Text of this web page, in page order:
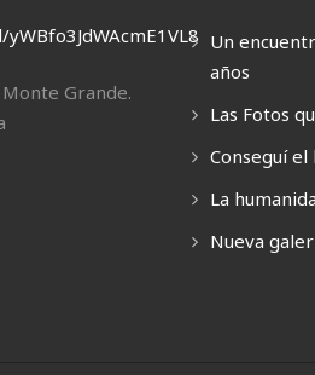
Grande.
Un
años
Las Fotos
Conseguí
La
Nueva